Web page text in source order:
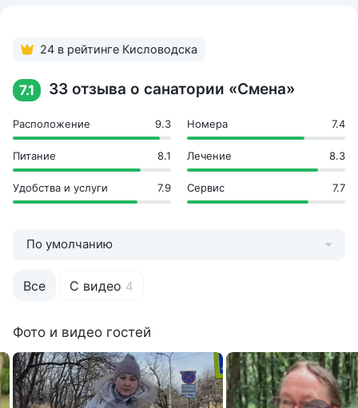
Развлечения
Волейбольная площадка
Кинозал
Минифутбольная площадка
Настольный теннис
Пешие прогулки
Развлекательные программы
Шахматы
Инфраструктура
Детская игровая площадка
Киноконцертный зал
Магазины
Охраняемая стоянка
Собственный бювет
7.1 33 отзыва о санатории «Смена»
24 в рейтинге Кисловодска
Расположение 9.3 Номера 7.4
Питание 8.1 Лечение 8.3
Удобства и услуги 7.9 Сервис 7.7
Все С видео 4
По умолчанию
Фото и видео гостей